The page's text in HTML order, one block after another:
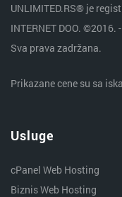
UNLIMITED.RS® je
INTERNET DOO. ©2016.
Sva prava zadržana.
Prikazane cene su sa
Usluge
cPanel Web Hosting
Biznis Web Hosting